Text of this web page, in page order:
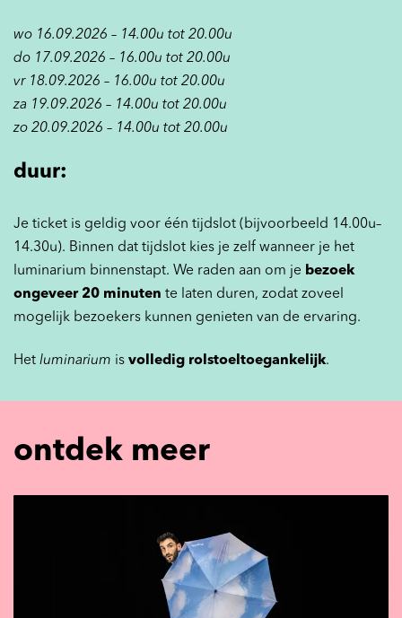
wo 16.09.2026 – 14.00u tot 20.00u
do 17.09.2026 – 16.00u tot 20.00u
vr 18.09.2026 – 16.00u tot 20.00u
za 19.09.2026 – 14.00u tot 20.00u
zo 20.09.2026 – 14.00u tot 20.00u
duur:
Je ticket is geldig voor één tijdslot (bijvoorbeeld 14.00u–
14.30u). Binnen dat tijdslot kies je zelf wanneer je het
luminarium binnenstapt. We raden aan om je bezoek
ongeveer 20 minuten te laten duren, zodat zoveel
mogelijk bezoekers kunnen genieten van de ervaring.
Het luminarium is volledig rolstoeltoegankelijk.
ontdek meer